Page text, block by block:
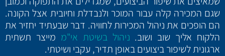
שגם המכירה קלה עבור המוכר ולנבדלת וחיובית אצל הקונה.
הם הופכים את ניהול המכירות לחוויה. דבר שבעתיד יחזיר את
הלקוח אליך שוב ושוב. ניהול בשיטת אי"מ מייצר תשתית
ארגונית לשיפור ביצועים באופן תדיר, עקבי ושיטתי.